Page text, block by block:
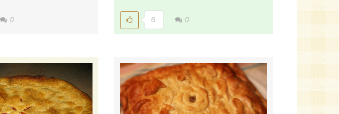
0 6 0